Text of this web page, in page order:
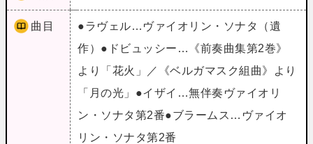
曲目
●ラヴェル…ヴァイオリン・ソナタ（遺
作）●ドビュッシー…《前奏曲集第2巻》
より「花火」／《ベルガマスク組曲》より
「月の光」●イザイ…無伴奏ヴァイオリ
ン・ソナタ第2番●ブラームス…ヴァイオ
リン・ソナタ第2番